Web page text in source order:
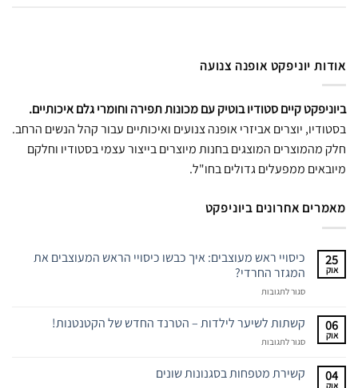
אודות יוניפקט אופנה צנועה
ביוניפקט קיים סטודיו בוטיק עם מכונות תפירה וחומרי גלם איכותיים.
בסטודיו, יוצרים אביזרי אופנה צנועים ואיכותיים עבור קהל הנשים הרחב.
חלק מהמוצרים המוצגים בחנות מיוצרים בייצור עצמי בסטודיו וחלקם
מיובאים ממפעלים גדולים בחו"ל.
מאמרים אחרונים ביוניפקט
25
אוק
כיסויי ראש מעוצבים: איך כבשו כיסויי הראש המעוצבים את
המגזר החרדי?
סגור לתגובות
ראש
מעוצבים:
איך
כיסויי
06
אוק
קשתות לשיער לילדות – הטרנד החדש של הקטנטנות!
סגור לתגובות
לשיער
04
אוק
קשירת מטפחות בסגנונות שונים